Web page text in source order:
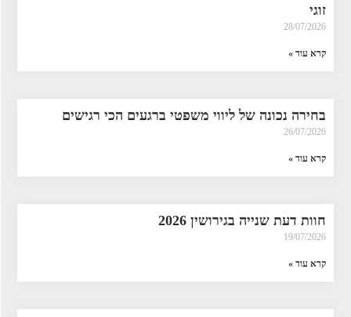
זוגי
28/07/2026
קרא עוד »
בחירה נכונה של ליווי משפטי ברגעים הכי רגישים
26/07/2026
קרא עוד »
חוות דעת שנייה בגירושין 2026
19/07/2026
קרא עוד »